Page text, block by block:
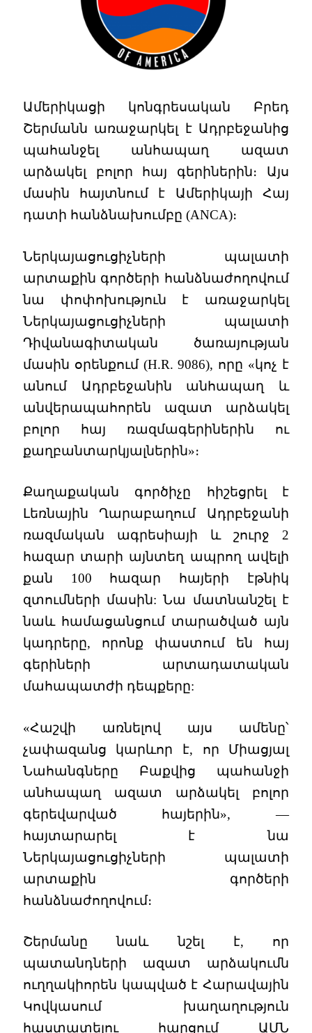
Ամերիկացի կոնգրեսական Բրեդ
Շերմանն առաջարկել է Ադրբեջանից
պահանջել անհապաղ ազատ
արձակել բոլոր հայ գերիներին։ Այս
մասին հայտնում է Ամերիկայի Հայ
դատի հանձնախումբը (ANCA)։
Ներկայացուցիչների պալատի
արտաքին գործերի հանձնաժողովում
նա փոփոխություն է առաջարկել
Ներկայացուցիչների պալատի
Դիվանագիտական ծառայության
մասին օրենքում (H.R. 9086), որը «կոչ է
անում Ադրբեջանին անհապաղ և
անվերապահորեն ազատ արձակել
բոլոր հայ ռազմագերիներին ու
քաղբանտարկյալներին»։
Քաղաքական գործիչը հիշեցրել է
Լեռնային Ղարաբաղում Ադրբեջանի
ռազմական ագրեսիայի և շուրջ 2
հազար տարի այնտեղ ապրող ավելի
քան 100 հազար հայերի էթնիկ
զտումների մասին: Նա մատնանշել է
նաև համացանցում տարածված այն
կադրերը, որոնք փաստում են հայ
գերիների արտադատական
մահապատժի դեպքերը:
«Հաշվի առնելով այս ամենը՝
չափազանց կարևոր է, որ Միացյալ
Նահանգները Բաքվից պահանջի
անհապաղ ազատ արձակել բոլոր
գերեվարված հայերին», —
հայտարարել է նա
Ներկայացուցիչների պալատի
արտաքին գործերի
հանձնաժողովում։
Շերմանը նաև նշել է, որ
պատանդների ազատ արձակումն
ուղղակիորեն կապված է Հարավային
Կովկասում խաղաղություն
հաստատելու հարցում ԱՄՆ